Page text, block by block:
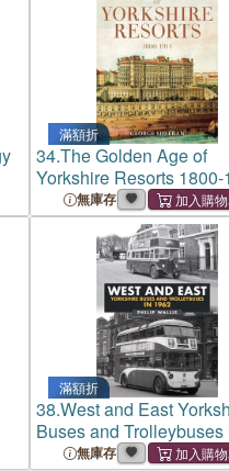
滿額折
34.The Golden Age of
Yorkshire Resorts 1800-
無庫存
滿額折
38.West and East
Buses and Trolleybuses
1962無庫存